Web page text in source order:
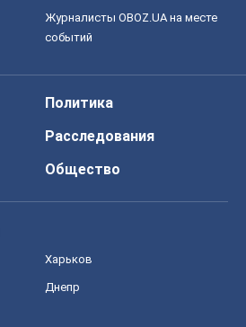
Журналисты OBOZ.UA на месте
событий
Политика
Расследования
Общество
Харьков
Днепр